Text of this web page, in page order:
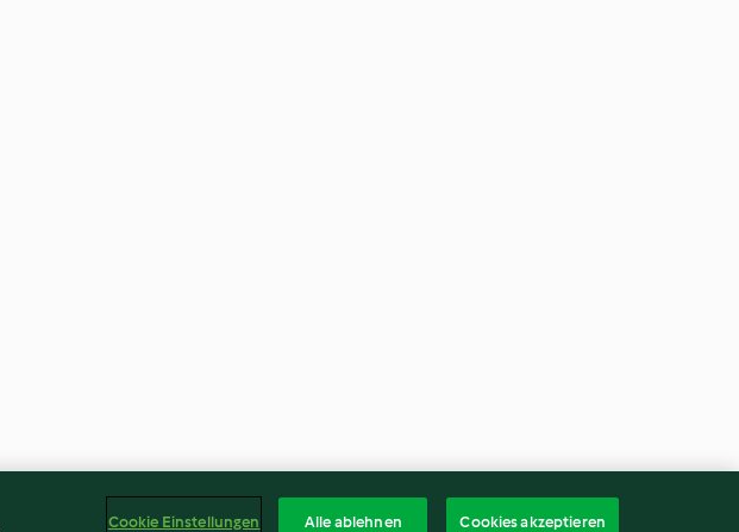
Cookie Einstellungen Alle ablehnen Cookies akzeptieren